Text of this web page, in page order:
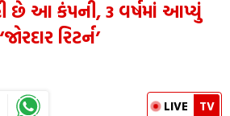
છે આ કંપની, 3 વર્ષમાં આપ્યું
‘જોરદાર રિટર્ન’
LIVE TV